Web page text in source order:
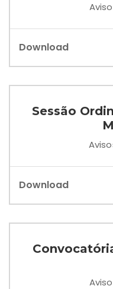
Download
Sessão
Download